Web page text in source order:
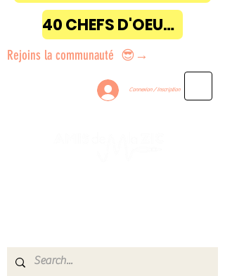
40 CHEFS D'OEUVRE
Rejoins la communauté 😎→
Connexion / Inscription